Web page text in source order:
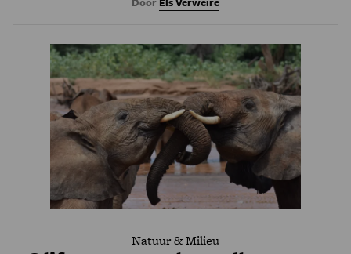
Natuur & Milieu